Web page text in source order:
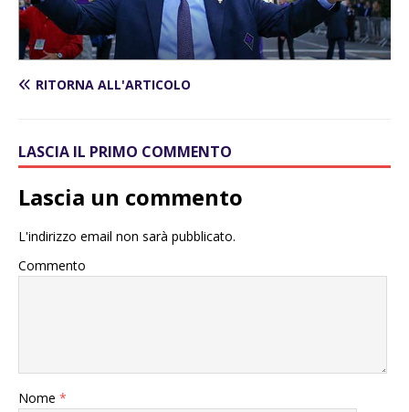
RITORNA ALL'ARTICOLO
LASCIA IL PRIMO COMMENTO
Lascia un commento
L'indirizzo email non sarà pubblicato.
Commento
Nome *